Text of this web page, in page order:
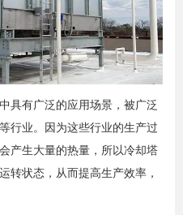
有广泛的应用场景，被广泛
行业。因为这些行业的生产过
产生大量的热量，所以冷却塔
转状态，从而提高生产效率，